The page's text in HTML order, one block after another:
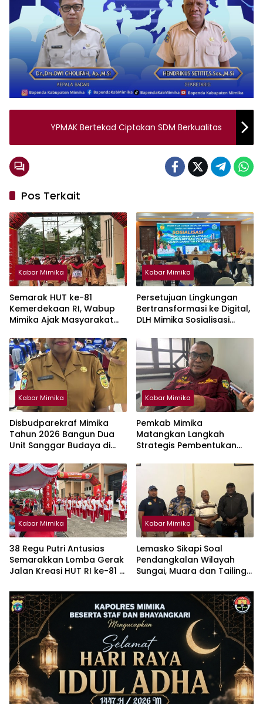
YPMAK Bertekad Ciptakan SDM Berkualitas
Pos Terkait
Kabar Mimika
Semarak HUT ke-81
Kemerdekaan RI, Wabup
Mimika Ajak Masyarakat
Keberagaman
Kabar Mimika
Persetujuan Lingkungan
Bertransformasi ke Digital,
DLH Mimika Sosialisasi
Amdalnet Bagi Pelaku
Usaha
Kabar Mimika
Disbudparekraf Mimika
Tahun 2026 Bangun Dua
Unit Sanggar Budaya di
Kabar Mimika
Pemkab Mimika
Matangkan Langkah
Strategis Pembentukan
Kabar Mimika
38 Regu Putri Antusias
Semarakkan Lomba Gerak
Jalan Kreasi HUT RI ke-81 di
Kabar Mimika
Lemasko Sikapi Soal
Pendangkalan Wilayah
Sungai, Muara dan Tailing :
Tanggung Jawab
Selesaikan Masalah Akses
Masyarakat